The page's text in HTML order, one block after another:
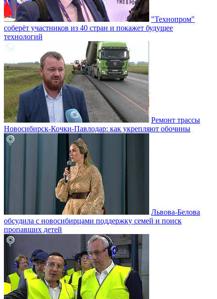
"Технопром"
соберёт участников из 40 стран и покажет будущее
технологий
Ремонт трассы
Новосибирск-Кочки-Павлодар: как укрепляют обочины
Львова-Белова
обсудила с новосибирцами поддержку семей и поиск
пропавших детей